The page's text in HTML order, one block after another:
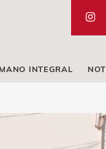
INTEGRAL